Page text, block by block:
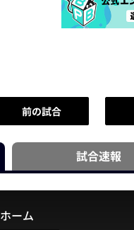
前の試合
試合速報
ホーム